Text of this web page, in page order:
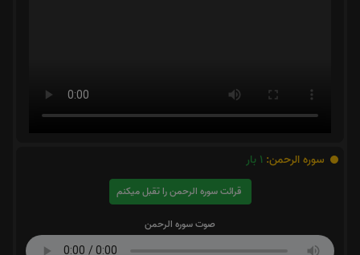
سوره الرحمن: 1 بار
قرائت سوره الرحمن را تقبل میکنم
صوت سوره الرحمن